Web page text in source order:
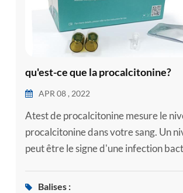
qu'est-ce que la procalcitonine?
APR 08 , 2022
Atest de procalcitonine mesure le
procalcitonine dans votre sang. Un
peut être le signe d'une infection
corps's une réponse sévère à
Balises :